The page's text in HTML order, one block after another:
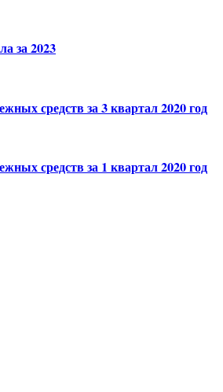
за 2023
средств за 3 квартал 2020 год
средств за 1 квартал 2020 год